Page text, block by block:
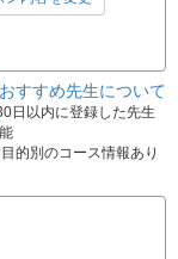
おすすめ先生について
日以内に登録した先生
的別のコース情報あり